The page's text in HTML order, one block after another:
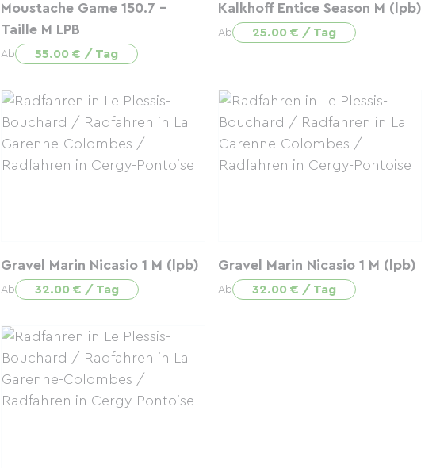
Moustache Game 150.7 -
Taille M LPB
Ab 55.00 € / Tag
Kalkhoff Entice Season M (lpb)
Ab 25.00 € / Tag
Gravel Marin Nicasio 1 M (lpb)
Ab 32.00 € / Tag
Gravel Marin Nicasio 1 M (lpb)
Ab 32.00 € / Tag